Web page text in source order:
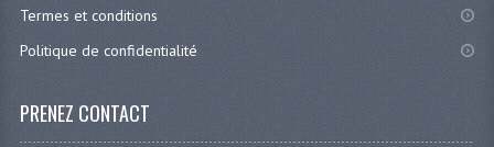
Termes et conditions
Politique de confidentialité
PRENEZ CONTACT